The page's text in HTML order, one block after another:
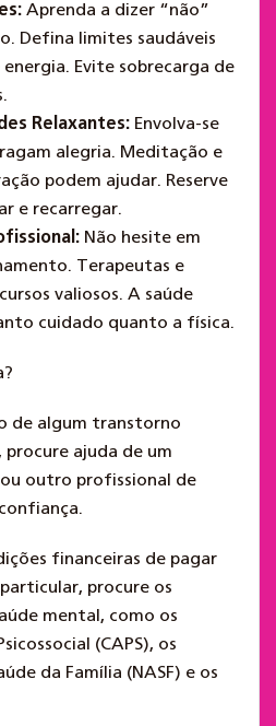
Aprenda a dizer “não”
Defina limites saudáveis
Evite sobrecarga de
Relaxantes: Envolva-se
alegria. Meditação e
podem ajudar. Reserve
e recarregar.
Não hesite em
Terapeutas e
valiosos. A saúde
cuidado quanto a física.
de algum transtorno
ajuda de um
outro profissional de
financeiras de pagar
procure os
mental, como os
(CAPS), os
da Família (NASF) e os